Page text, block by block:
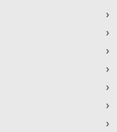
›
›
›
›
›
›
›